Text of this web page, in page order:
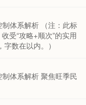
体系解析 （注：此标
受“攻略+顺次”的实用
数在以内。）
体系解析 聚焦旺季民